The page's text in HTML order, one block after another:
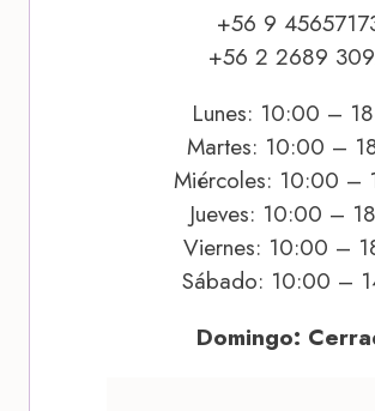
+56 9
+56 2 2689
Lunes: 10:00 –
Martes: 10:00 –
Miércoles: 10:00 –
Jueves: 10:00 –
Viernes: 10:00 –
Sábado: 10:00 –
Domingo: